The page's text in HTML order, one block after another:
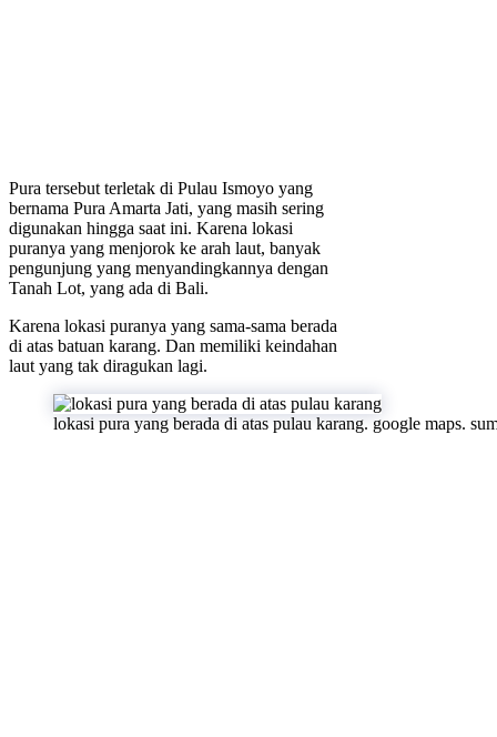
Pura tersebut terletak di Pulau Ismoyo yang
bernama Pura Amarta Jati, yang masih sering
digunakan hingga saat ini. Karena lokasi
puranya yang menjorok ke arah laut, banyak
pengunjung yang menyandingkannya dengan
Tanah Lot, yang ada di Bali.
Karena lokasi puranya yang sama-sama berada
di atas batuan karang. Dan memiliki keindahan
laut yang tak diragukan lagi.
lokasi pura yang berada di atas pulau karang. google maps.